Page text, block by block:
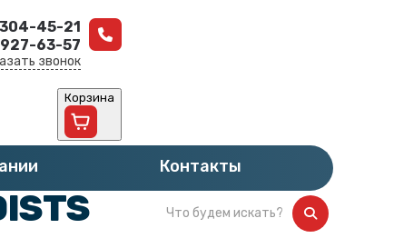
304-45-21
63-57
звонок
Корзина
Контакты